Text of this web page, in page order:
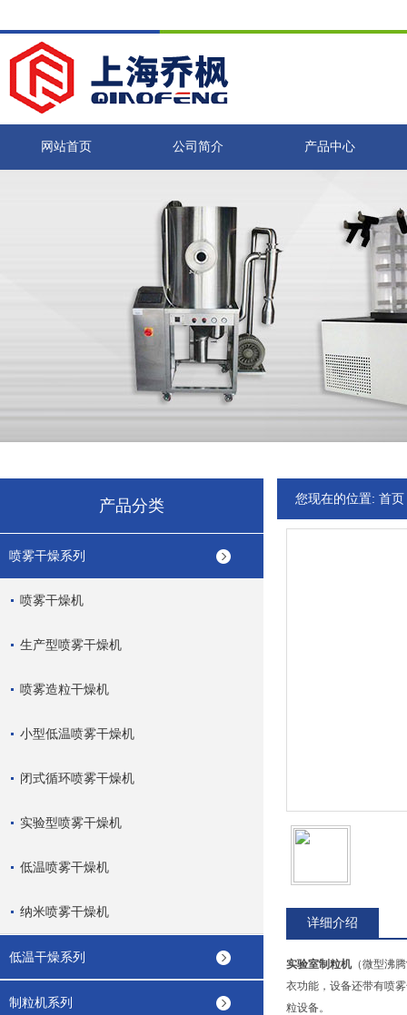
网站首页 公司简介 产品中心
产品分类
喷雾干燥系列
喷雾干燥机
生产型喷雾干燥机
喷雾造粒干燥机
小型低温喷雾干燥机
闭式循环喷雾干燥机
实验型喷雾干燥机
低温喷雾干燥机
纳米喷雾干燥机
低温干燥系列
制粒机系列
您现在的位置: 首页
详细介绍
实验室制粒机（微型沸
衣功能，设备还带有喷
粒设备。